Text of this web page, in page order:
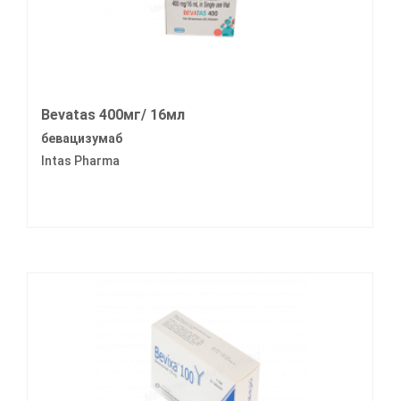
Bevatas 400мг/ 16мл
бевацизумаб
Intas Pharma